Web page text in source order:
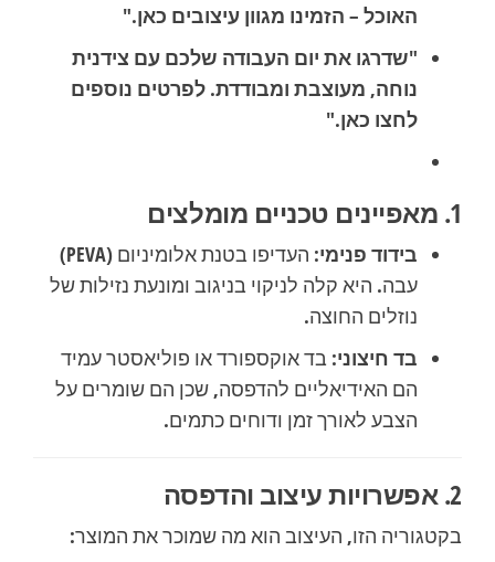
האוכל – הזמינו מגוון עיצובים כאן."
"שדרגו את יום העבודה שלכם עם צידנית
נוחה, מעוצבת ומבודדת. לפרטים נוספים
לחצו כאן."
1. מאפיינים טכניים מומלצים
בידוד פנימי:
העדיפו בטנת אלומיניום (PEVA)
עבה. היא קלה לניקוי בניגוב ומונעת נזילות של
נוזלים החוצה.
בד חיצוני: בד אוקספורד או פוליאסטר עמיד
הם האידיאליים להדפסה, שכן הם שומרים על
הצבע לאורך זמן ודוחים כתמים.
2. אפשרויות עיצוב והדפסה
בקטגוריה הזו, העיצוב הוא מה שמוכר את המוצר: